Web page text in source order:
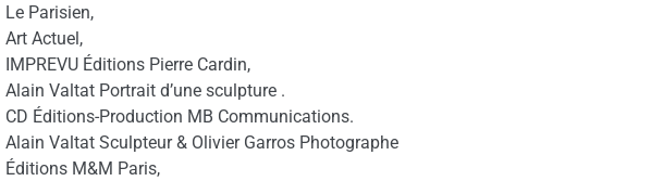
Le Parisien,
Art Actuel,
IMPREVU Éditions Pierre Cardin,
Alain Valtat Portrait d’une sculpture .
CD Éditions-Production MB Communications.
Alain Valtat Sculpteur & Olivier Garros Photographe
Éditions M&M Paris,